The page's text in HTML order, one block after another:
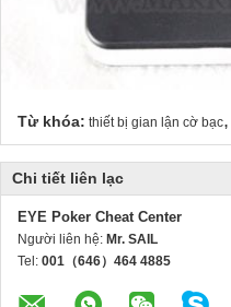
Từ khóa: thiết bị gian lận cờ bạc,
Chi tiết liên lạc
EYE Poker Cheat Center
Người liên hệ: Mr. SAIL
Tel: 001（646）464 4885